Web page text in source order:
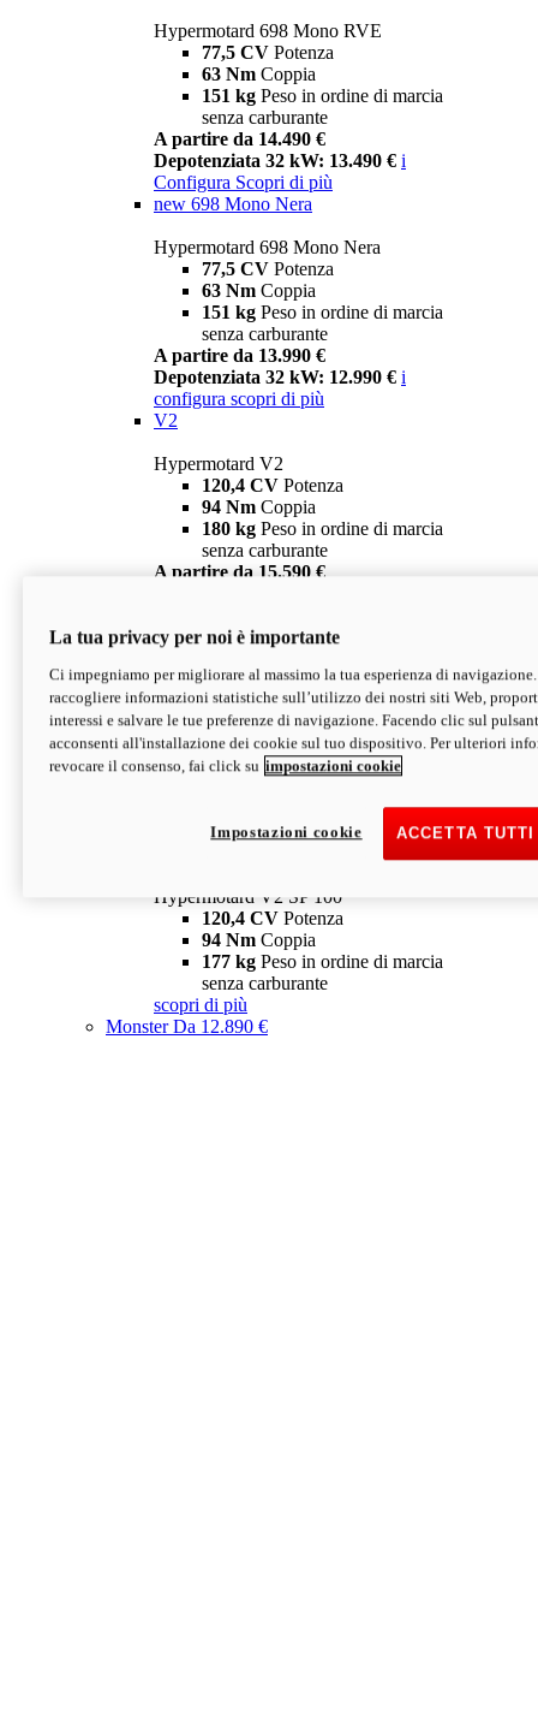
Hypermotard 698 Mono RVE
77,5 CV Potenza
63 Nm Coppia
151 kg Peso in ordine di marcia
senza carburante
A partire da 14.490 €
Depotenziata 32 kW: 13.490 € i
Configura Scopri di più
new 698 Mono Nera
Hypermotard 698 Mono Nera
77,5 CV Potenza
63 Nm Coppia
151 kg Peso in ordine di marcia
senza carburante
A partire da 13.990 €
Depotenziata 32 kW: 12.990 € i
configura scopri di più
V2
Hypermotard V2
120,4 CV Potenza
94 Nm Coppia
180 kg Peso in ordine di marcia
senza carburante
A partire da 15.590 €
V2 SP
Hypermotard V2 SP
120,4 CVPotenza
94 NmCoppia
177 kgPeso in ordine di marcia
senza carburante
Depotenziata 35 kW: 18.890 € i
configura scopri di più
Hypermotard V2 SP 100
120,4 CV Potenza
94 Nm Coppia
177 kg Peso in ordine di marcia
senza carburante
scopri di più
MonsterDa 12.890 €
La tua privacy per noi è importante
Ci impegniamo per migliorare al massimo la tua esperienza di
raccogliere informazioni statistiche sull’utilizzo dei nostri siti Web,
interessi e salvare le tue preferenze di navigazione. Facendo clic sul
acconsenti all'installazione dei cookie sul tuo dispositivo. Per ulteriori
revocare il consenso, fai click su impostazioni cookie
ACCETTA
Impostazioni cookie